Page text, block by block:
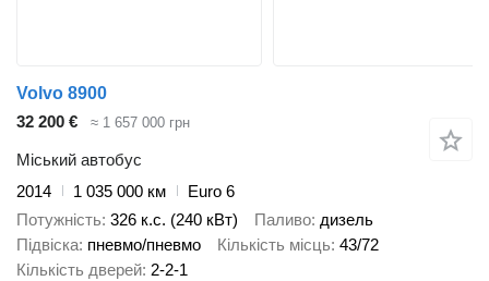
Volvo 8900
32 200 €
≈ 1 657 000 грн
Міський автобус
2014
1 035 000 км
Euro 6
Потужність 326 к.с. (240 кВт) Паливо дизель
Підвіска пневмо/пневмо Кількість місць 43/72
Кількість дверей 2-2-1